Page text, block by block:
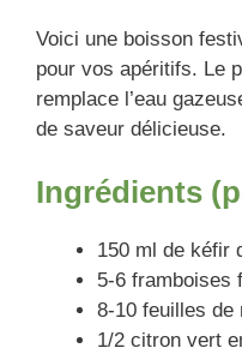
Voici une boisson
pour vos apéritifs. Le
remplace l’eau
de saveur délicieuse.
Ingrédients
150 ml de kéfir
5-6 framboises
8-10 feuilles de
1/2 citron vert